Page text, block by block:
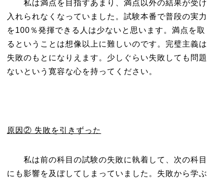
私は満点を目指すあまり、満点以外の結果が受け
入れられなくなっていました。試験本番で普段の実力
を100％発揮できる人は少ないと思います。満点を取
るということは想像以上に難しいのです。完璧主義は
失敗のもとになりえます。少しぐらい失敗しても問題
ないという寛容な心を持ってください。
原因② 失敗を引きずった
私は前の科目の試験の失敗に執着して、次の科目
にも影響を及ぼしてしまっていました。失敗から学ぶ